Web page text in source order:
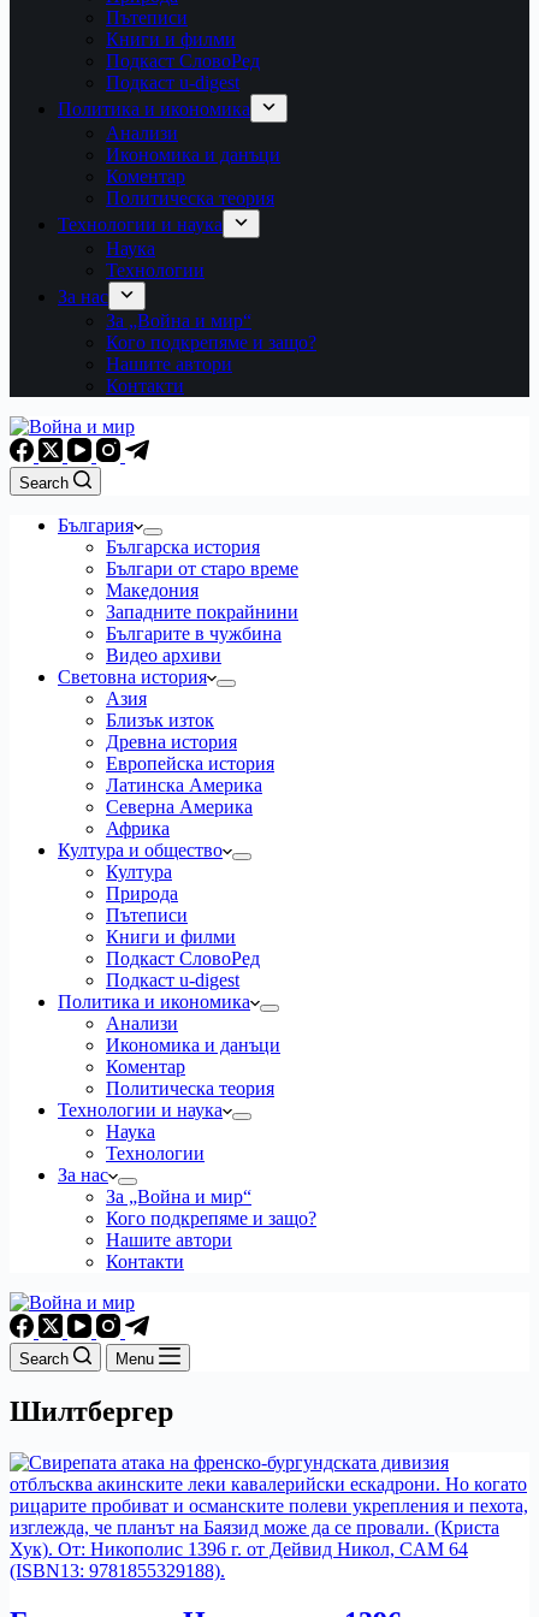
Пътеписи
Книги и филми
Подкаст СловоРед
Подкаст u-digest
Политика и икономика
Анализи
Икономика и данъци
Коментар
Политическа теория
Технологии и наука
Наука
Технологии
За нас
За „Война и мир“
Кого подкрепяме и защо?
Нашите автори
Контакти
Search
България
Българска история
Българи от старо време
Македония
Западните покрайнини
Българите в чужбина
Видео архиви
Световна история
Азия
Близък изток
Древна история
Европейска история
Латинска Америка
Северна Америка
Африка
Култура и общество
Култура
Природа
Пътеписи
Книги и филми
Подкаст СловоРед
Подкаст u-digest
Политика и икономика
Анализи
Икономика и данъци
Коментар
Политическа теория
Технологии и наука
Наука
Технологии
За нас
За „Война и мир“
Кого подкрепяме и защо?
Нашите автори
Контакти
Search Menu
Шилтбергер